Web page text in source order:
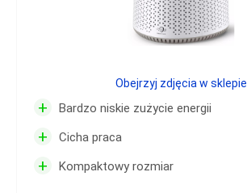
+ Bardzo niskie zużycie energii
+ Cicha praca
+ Kompaktowy rozmiar
Obejrzyj zdjęcia w sklepie